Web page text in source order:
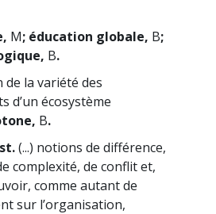
M; éducation globale, B;
B.
de la variété des
d’un écosystème
B.
(...) notions de différence,
complexité, de conflit et,
comme autant de
sur l’organisation,